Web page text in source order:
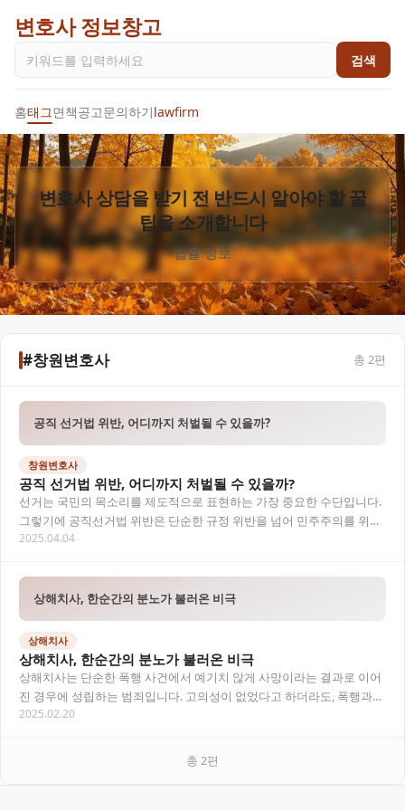
변호사 정보창고
검색
홈태그면책공고문의하기lawfirm
변호사 상담을 받기 전 반드시 알아야 할 꿀
팁을 소개합니다
법률 정보
#창원변호사 총 2편
공직 선거법 위반, 어디까지 처벌될 수 있을까?
창원변호사
공직 선거법 위반, 어디까지 처벌될 수 있을까?
선거는 국민의 목소리를 제도적으로 표현하는 가장 중요한 수단입니다.
그렇기에 공직선거법 위반은 단순한 규정 위반을 넘어 민주주의를 위협
하는 중대한 범죄로 간주됩니다. 본 글에서는…
2025.04.04
상해치사, 한순간의 분노가 불러온 비극
상해치사
상해치사, 한순간의 분노가 불러온 비극
상해치사는 단순한 폭행 사건에서 예기치 않게 사망이라는 결과로 이어
진 경우에 성립하는 범죄입니다. 고의성이 없었다고 하더라도, 폭행과
사망 사이의 인과관계가 입증되면 처벌을 피하기…
2025.02.20
총 2편